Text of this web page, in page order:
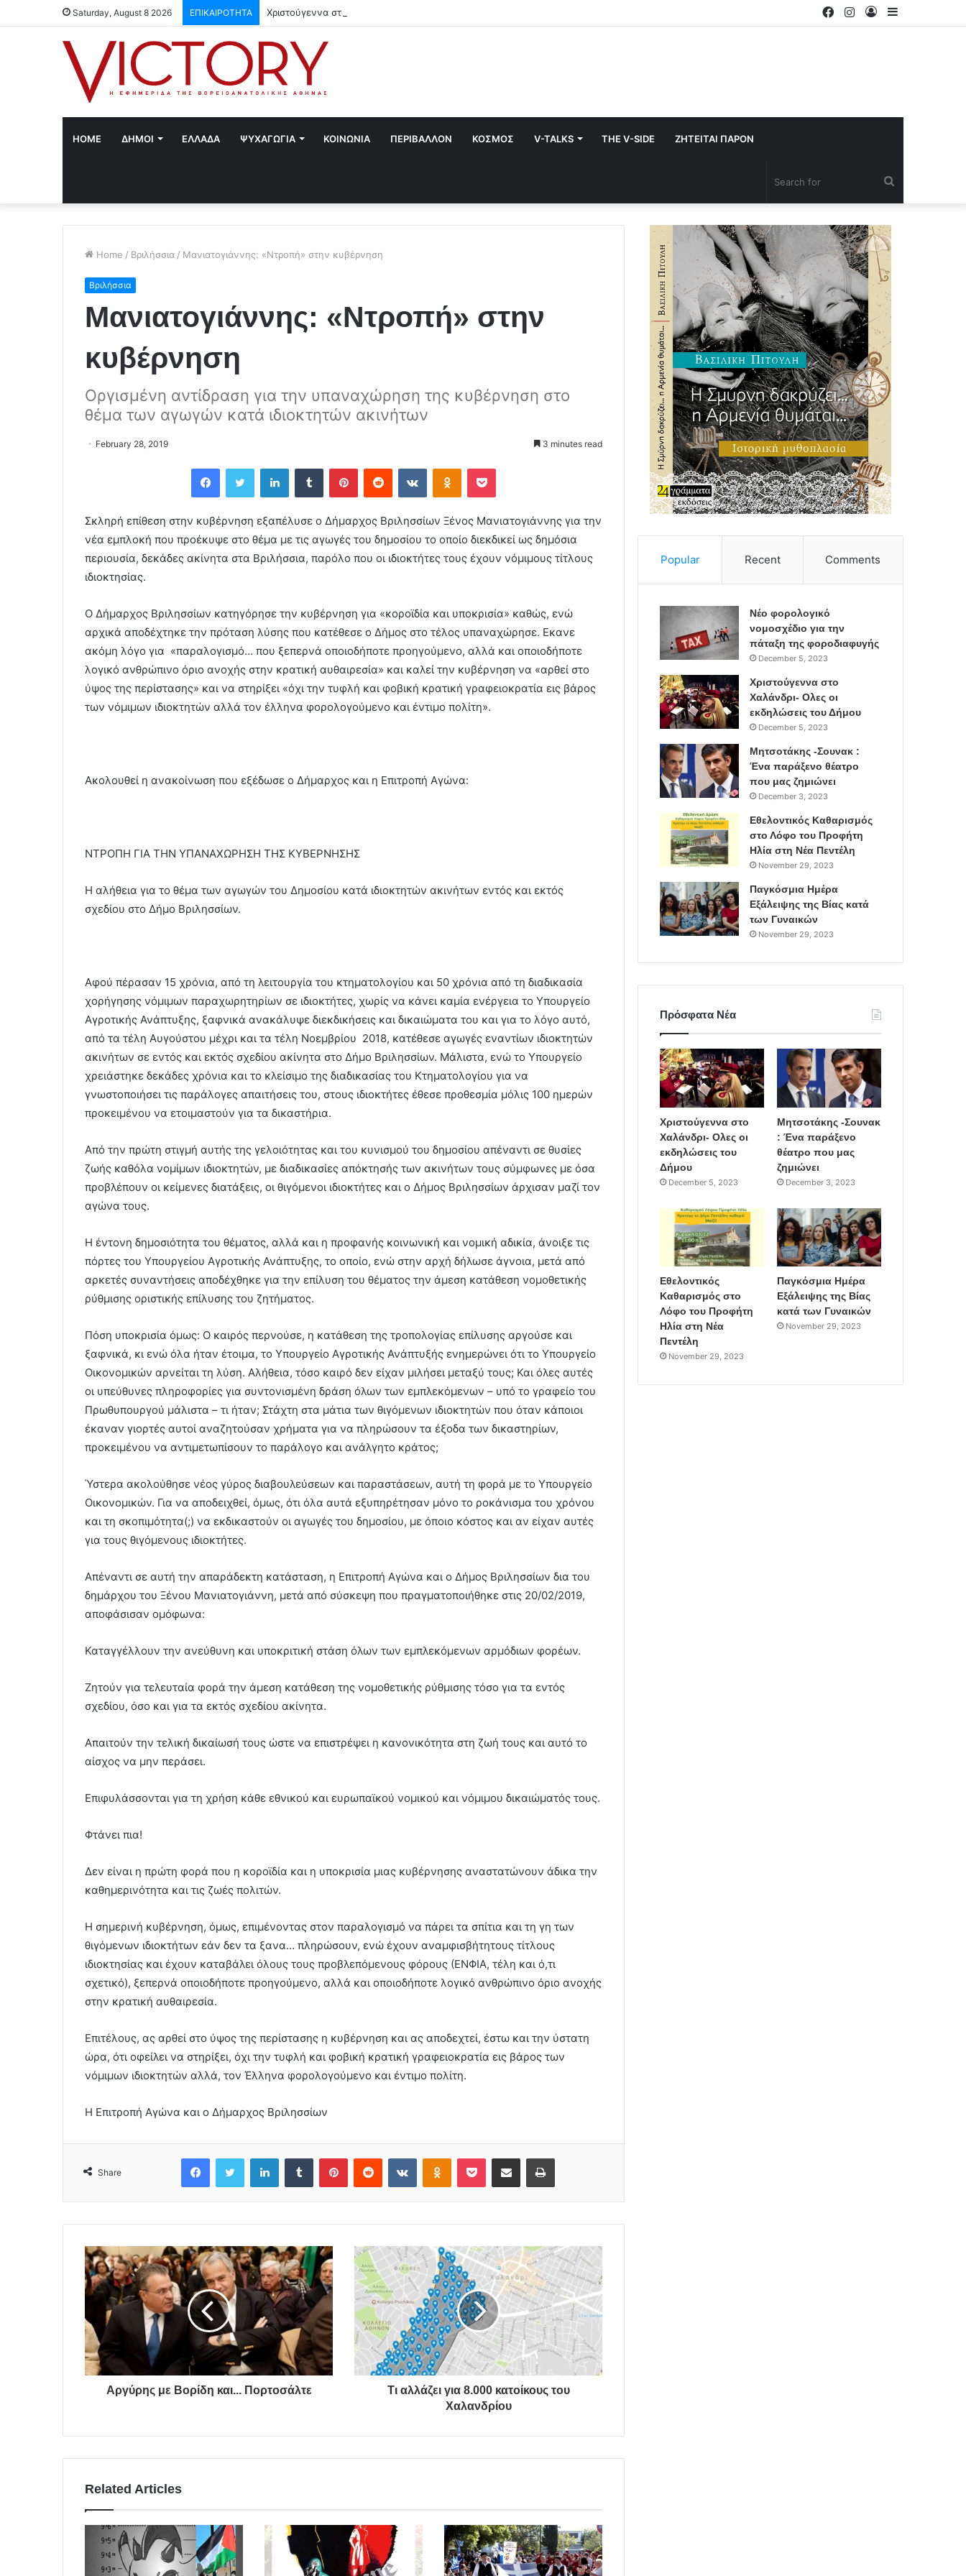
Saturday, August 8 2026 ΕΠΙΚΑΙΡΟΤΗΤΑ Χριστούγεννα στο Χαλάνδρι- Ολες οι εκδηλώσεις του Δήμου
Log
Instagram
Facebook
HOME ΔΗΜΟΙ ΕΛΛΑΔΑ ΨΥΧΑΓΩΓΙΑ ΚΟΙΝΩΝΙΑ ΠΕΡΙΒΑΛΛΟΝ ΚΟΣΜΟΣ V-TALKS THE V-SIDE ΖΗΤΕΙΤΑΙ ΠΑΡΟΝ
Home / Βριλήσσια / Μανιατογιάννης: «Ντροπή» στην κυβέρνηση
Βριλήσσια
Μανιατογιάννης: «Ντροπή» στην
κυβέρνηση
Οργισμένη αντίδραση για την υπαναχώρηση της κυβέρνηση στο
θέμα των αγωγών κατά ιδιοκτητών ακινήτων
February 28, 2019 3 minutes read
Σκληρή επίθεση στην κυβέρνηση εξαπέλυσε ο Δήμαρχος Βριλησσίων Ξένος Μανιατογιάννης για την
νέα εμπλοκή που προέκυψε στο θέμα με τις αγωγές του δημοσίου το οποίο διεκδικεί ως δημόσια
περιουσία, δεκάδες ακίνητα στα Βριλήσσια, παρόλο που οι ιδιοκτήτες τους έχουν νόμιμους τίτλους
ιδιοκτησίας.
Ο Δήμαρχος Βριλησσίων κατηγόρησε την κυβέρνηση για «κοροϊδία και υποκρισία» καθώς, ενώ
αρχικά αποδέχτηκε την πρόταση λύσης που κατέθεσε ο Δήμος στο τέλος υπαναχώρησε. Εκανε
ακόμη λόγο για «παραλογισμό… που ξεπερνά οποιοδήποτε προηγούμενο, αλλά και οποιοδήποτε
λογικό ανθρώπινο όριο ανοχής στην κρατική αυθαιρεσία» και καλεί την κυβέρνηση να «αρθεί στο
ύψος της περίστασης» και να στηρίξει «όχι την τυφλή και φοβική κρατική γραφειοκρατία εις βάρος
των νόμιμων ιδιοκτητών αλλά τον έλληνα φορολογούμενο και έντιμο πολίτη».
Ακολουθεί η ανακοίνωση που εξέδωσε ο Δήμαρχος και η Επιτροπή Αγώνα:
ΝΤΡΟΠΗ ΓΙΑ ΤΗΝ ΥΠΑΝΑΧΩΡΗΣΗ ΤΗΣ ΚΥΒΕΡΝΗΣΗΣ
Η αλήθεια για το θέμα των αγωγών του Δημοσίου κατά ιδιοκτητών ακινήτων εντός και εκτός
σχεδίου στο Δήμο Βριλησσίων.
Αφού πέρασαν 15 χρόνια, από τη λειτουργία του κτηματολογίου και 50 χρόνια από τη διαδικασία
χορήγησης νόμιμων παραχωρητηρίων σε ιδιοκτήτες, χωρίς να κάνει καμία ενέργεια το Υπουργείο
Αγροτικής Ανάπτυξης, ξαφνικά ανακάλυψε διεκδικήσεις και δικαιώματα του και για το λόγο αυτό,
από τα τέλη Αυγούστου μέχρι και τα τέλη Νοεμβρίου 2018, κατέθεσε αγωγές εναντίων ιδιοκτητών
ακινήτων σε εντός και εκτός σχεδίου ακίνητα στο Δήμο Βριλησσίων. Μάλιστα, ενώ το Υπουργείο
χρειάστηκε δεκάδες χρόνια και το κλείσιμο της διαδικασίας του Κτηματολογίου για να
γνωστοποιήσει τις παράλογες απαιτήσεις του, στους ιδιοκτήτες έθεσε προθεσμία μόλις 100 ημερών
προκειμένου να ετοιμαστούν για τα δικαστήρια.
Από την πρώτη στιγμή αυτής της γελοιότητας και του κυνισμού του δημοσίου απέναντι σε θυσίες
ζωής καθόλα νομίμων ιδιοκτητών, με διαδικασίες απόκτησής των ακινήτων τους σύμφωνες με όσα
προβλέπουν οι κείμενες διατάξεις, οι θιγόμενοι ιδιοκτήτες και ο Δήμος Βριλησσίων άρχισαν μαζί τον
αγώνα τους.
Η έντονη δημοσιότητα του θέματος, αλλά και η προφανής κοινωνική και νομική αδικία, άνοιξε τις
πόρτες του Υπουργείου Αγροτικής Ανάπτυξης, το οποίο, ενώ στην αρχή δήλωσε άγνοια, μετά από
αρκετές συναντήσεις αποδέχθηκε για την επίλυση του θέματος την άμεση κατάθεση νομοθετικής
ρύθμισης οριστικής επίλυσης του ζητήματος.
Πόση υποκρισία όμως: Ο καιρός περνούσε, η κατάθεση της τροπολογίας επίλυσης αργούσε και
ξαφνικά, κι ενώ όλα ήταν έτοιμα, το Υπουργείο Αγροτικής Ανάπτυξής ενημερώνει ότι το Υπουργείο
Οικονομικών αρνείται τη λύση. Αλήθεια, τόσο καιρό δεν είχαν μιλήσει μεταξύ τους; Και όλες αυτές
οι υπεύθυνες πληροφορίες για συντονισμένη δράση όλων των εμπλεκόμενων – υπό το γραφείο του
Πρωθυπουργού μάλιστα – τι ήταν; Στάχτη στα μάτια των θιγόμενων ιδιοκτητών που όταν κάποιοι
έκαναν γιορτές αυτοί αναζητούσαν χρήματα για να πληρώσουν τα έξοδα των δικαστηρίων,
προκειμένου να αντιμετωπίσουν το παράλογο και ανάλγητο κράτος;
Ύστερα ακολούθησε νέος γύρος διαβουλεύσεων και παραστάσεων, αυτή τη φορά με το Υπουργείο
Οικονομικών. Για να αποδειχθεί, όμως, ότι όλα αυτά εξυπηρέτησαν μόνο το ροκάνισμα του χρόνου
και τη σκοπιμότητα(;) να εκδικαστούν οι αγωγές του δημοσίου, με όποιο κόστος και αν είχαν αυτές
για τους θιγόμενους ιδιοκτήτες.
Απέναντι σε αυτή την απαράδεκτη κατάσταση, η Επιτροπή Αγώνα και ο Δήμος Βριλησσίων δια του
δημάρχου του Ξένου Μανιατογιάννη, μετά από σύσκεψη που πραγματοποιήθηκε στις 20/02/2019,
αποφάσισαν ομόφωνα:
Καταγγέλλουν την ανεύθυνη και υποκριτική στάση όλων των εμπλεκόμενων αρμόδιων φορέων.
Ζητούν για τελευταία φορά την άμεση κατάθεση της νομοθετικής ρύθμισης τόσο για τα εντός
σχεδίου, όσο και για τα εκτός σχεδίου ακίνητα.
Απαιτούν την τελική δικαίωσή τους ώστε να επιστρέψει η κανονικότητα στη ζωή τους και αυτό το
αίσχος να μην περάσει.
Επιφυλάσσονται για τη χρήση κάθε εθνικού και ευρωπαϊκού νομικού και νόμιμου δικαιώματός τους.
Φτάνει πια!
Δεν είναι η πρώτη φορά που η κοροϊδία και η υποκρισία μιας κυβέρνησης αναστατώνουν άδικα την
καθημερινότητα και τις ζωές πολιτών.
Η σημερινή κυβέρνηση, όμως, επιμένοντας στον παραλογισμό να πάρει τα σπίτια και τη γη των
θιγόμενων ιδιοκτήτων εάν δεν τα ξανα… πληρώσουν, ενώ έχουν αναμφισβήτητους τίτλους
ιδιοκτησίας και έχουν καταβάλει όλους τους προβλεπόμενους φόρους (ΕΝΦΙΑ, τέλη και ό,τι
σχετικό), ξεπερνά οποιοδήποτε προηγούμενο, αλλά και οποιοδήποτε λογικό ανθρώπινο όριο ανοχής
στην κρατική αυθαιρεσία.
Επιτέλους, ας αρθεί στο ύψος της περίστασης η κυβέρνηση και ας αποδεχτεί, έστω και την ύστατη
ώρα, ότι οφείλει να στηρίξει, όχι την τυφλή και φοβική κρατική γραφειοκρατία εις βάρος των
νόμιμων ιδιοκτητών αλλά, τον Έλληνα φορολογούμενο και έντιμο πολίτη.
Η Επιτροπή Αγώνα και ο Δήμαρχος Βριλησσίων
Share
Αργύρης με Βορίδη και... Πορτοσάλτε
Τι αλλάζει για 8.000 κατοίκους του
Χαλανδρίου
Related Articles
Popular Recent Comments
Νέο φορολογικό
νομοσχέδιο για την
πάταξη της φοροδιαφυγής
December 5, 2023
Χριστούγεννα στο
Χαλάνδρι- Ολες οι
εκδηλώσεις του Δήμου
December 5, 2023
Μητσοτάκης -Σουνακ :
Ένα παράξενο θέατρο
που μας ζημιώνει
December 3, 2023
Εθελοντικός Καθαρισμός
στο Λόφο του Προφήτη
Ηλία στη Νέα Πεντέλη
November 29, 2023
Παγκόσμια Ημέρα
Εξάλειψης της Βίας κατά
των Γυναικών
November 29, 2023
Πρόσφατα Νέα
Χριστούγεννα στο
Χαλάνδρι- Ολες οι
εκδηλώσεις του
Δήμου
December 5, 2023
Μητσοτάκης -Σουνακ
: Ένα παράξενο
θέατρο που μας
ζημιώνει
December 3, 2023
Εθελοντικός
Καθαρισμός στο
Λόφο του Προφήτη
Ηλία στη Νέα
Πεντέλη
November 29, 2023
Παγκόσμια Ημέρα
Εξάλειψης της Βίας
κατά των Γυναικών
November 29, 2023